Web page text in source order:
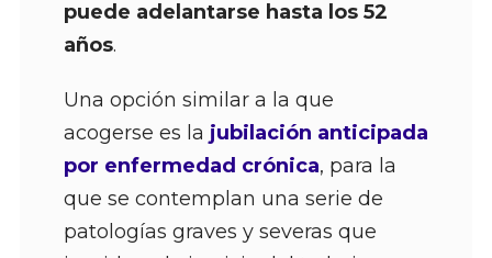
puede adelantarse hasta los 52
años.
Una opción similar a la que
acogerse es la jubilación anticipada
por enfermedad crónica, para la
que se contemplan una serie de
patologías graves y severas que